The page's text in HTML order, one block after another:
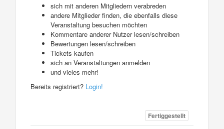
sich mit anderen Mitgliedern verabreden
andere Mitglieder finden, die ebenfalls diese
Veranstaltung besuchen möchten
Kommentare anderer Nutzer lesen/schreiben
Bewertungen lesen/schreiben
Tickets kaufen
sich an Veranstaltungen anmelden
und vieles mehr!
Bereits registriert? Login!
Fertiggestellt